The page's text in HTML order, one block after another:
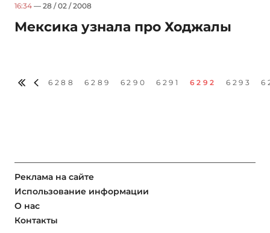
16:34 — 28 / 02 / 2008
Мексика узнала про Ходжалы
6288 6289 6290 6291 6292 6293
Реклама на сайте
Использование информации
О нас
Контакты